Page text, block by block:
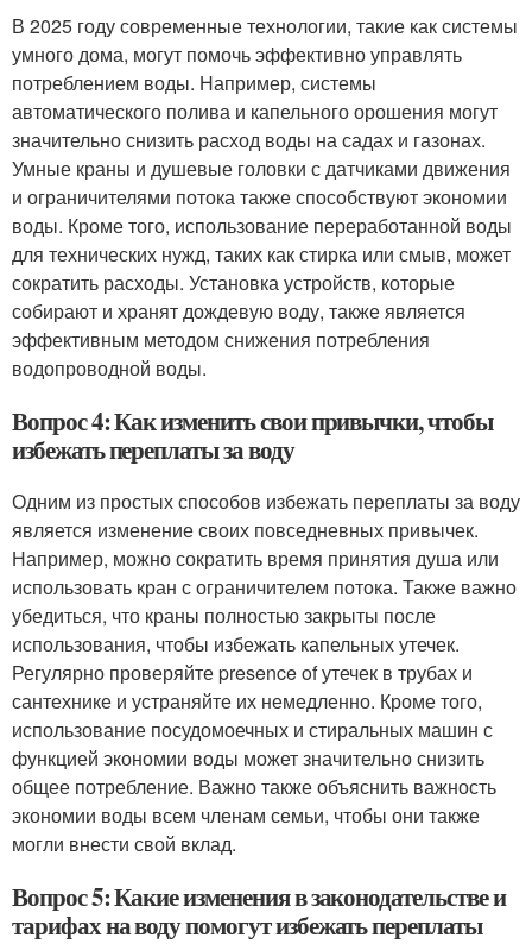
В 2025 году современные технологии, такие как системы
умного дома, могут помочь эффективно управлять
потреблением воды. Например, системы
автоматического полива и капельного орошения могут
значительно снизить расход воды на садах и газонах.
Умные краны и душевые головки с датчиками движения
и ограничителями потока также способствуют экономии
воды. Кроме того, использование переработанной воды
для технических нужд, таких как стирка или смыв, может
сократить расходы. Установка устройств, которые
собирают и хранят дождевую воду, также является
эффективным методом снижения потребления
водопроводной воды.
Вопрос 4: Как изменить свои привычки, чтобы
избежать переплаты за воду
Одним из простых способов избежать переплаты за воду
является изменение своих повседневных привычек.
Например, можно сократить время принятия душа или
использовать кран с ограничителем потока. Также важно
убедиться, что краны полностью закрыты после
использования, чтобы избежать капельных утечек.
Регулярно проверяйте presence of утечек в трубах и
сантехнике и устраняйте их немедленно. Кроме того,
использование посудомоечных и стиральных машин с
функцией экономии воды может значительно снизить
общее потребление. Важно также объяснить важность
экономии воды всем членам семьи, чтобы они также
могли внести свой вклад.
Вопрос 5: Какие изменения в законодательстве и
тарифах на воду помогут избежать переплаты